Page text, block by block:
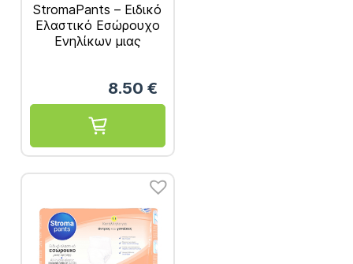
StromaPants – Ειδικό
Ελαστικό Εσώρουχο
Ενηλίκων μιας
8.50 €